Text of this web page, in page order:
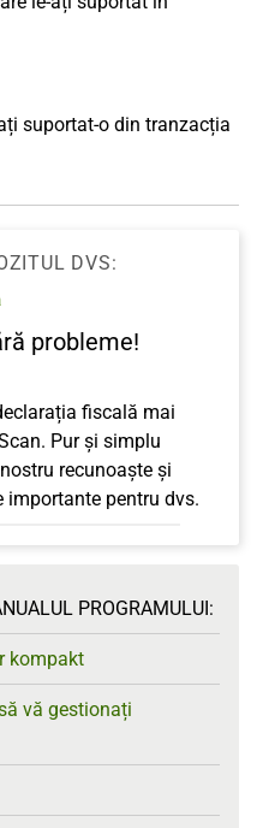
suportat-o din tranzacția
DVS:
probleme!
fiscală mai
Pur și simplu
recunoaște și
pentru dvs.
PROGRAMULUI:
kompakt
vă gestionați